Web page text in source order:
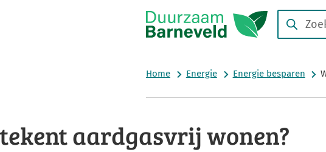
Subsidies
en
regelingen
Zoeken
Wanneer
zijn
kun
hierdoor
Home Energie Energie besparen
aardgasvrij wonen?